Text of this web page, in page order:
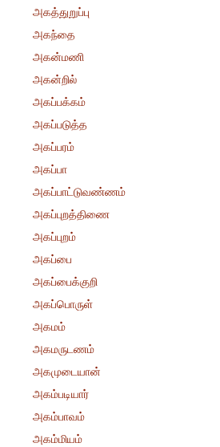
அகத்துறுப்பு
அகந்தை
அகன்மணி
அகன்றில்
அகப்பக்கம்
அகப்படுத்த
அகப்பரம்
அகப்பா
அகப்பாட்டுவண்ணம்
அகப்புறத்திணை
அகப்புறம்
அகப்பை
அகப்பைக்குறி
அகப்பொருள்
அகமம்
அகமருடணம்
அகமுடையான்
அகம்படியார்
அகம்பாவம்
அகம்மியம்